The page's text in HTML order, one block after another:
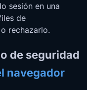
sesión en una
de
rechazarlo.
de seguridad
navegador